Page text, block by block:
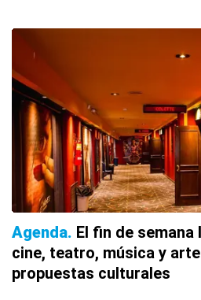
Agenda El fin de semana
cine, teatro, música y
propuestas culturales